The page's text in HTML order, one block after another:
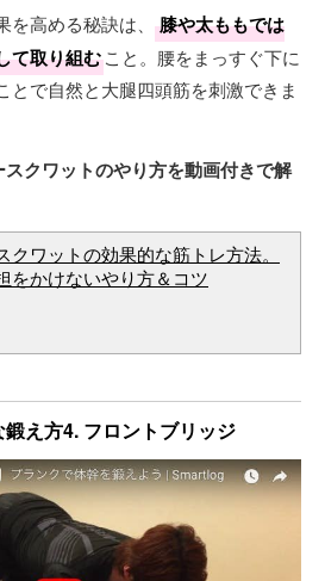
高める秘訣は、
膝や太ももでは
て取り組むこと。腰をまっすぐ下に
とで自然と大腿四頭筋を刺激できま
スクワットのやり方を動画付きで解
クワットの効果的な筋トレ方法。
をかけないやり方＆コツ
え方4. フロントブリッジ